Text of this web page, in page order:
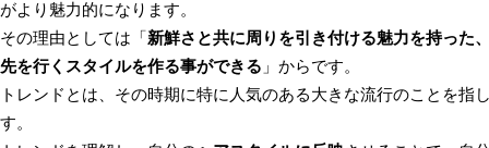
がより魅力的になります。
その理由としては「新鮮さと共に周りを引き付ける魅力を持った
先を行くスタイルを作る事ができる 」からです。
トレンドとは、その時期に特に人気のある大きな流行のことを指
す。